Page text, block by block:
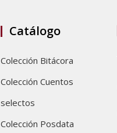
Catálogo
Colección Bitácora
Colección Cuentos
selectos
Colección Posdata